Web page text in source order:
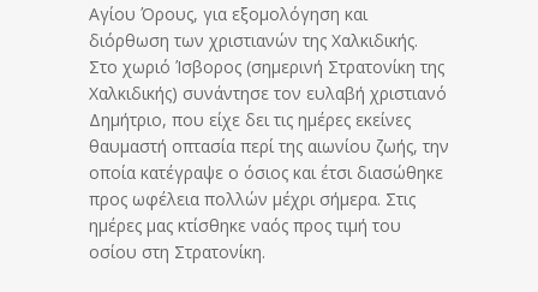
Αγίου Όρους, για εξομολόγηση και
διόρθωση των χριστιανών της Χαλκιδικής.
Στο χωριό Ίσβορος (σημερινή Στρατονίκη της
Χαλκιδικής) συνάντησε τον ευλαβή χριστιανό
Δημήτριο, που είχε δει τις ημέρες εκείνες
θαυμαστή οπτασία περί της αιωνίου ζωής, την
οποία κατέγραψε ο όσιος και έτσι διασώθηκε
προς ωφέλεια πολλών μέχρι σήμερα. Στις
ημέρες μας κτίσθηκε ναός προς τιμή του
οσίου στη Στρατονίκη.